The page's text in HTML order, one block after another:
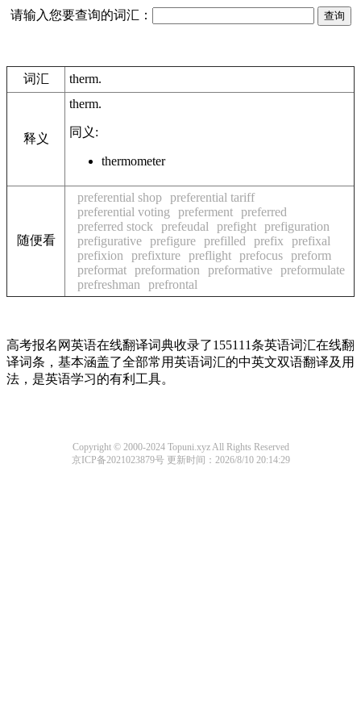
请输入您要查询的词汇：
词汇 therm.
释义
therm.
同义:
thermometer
随便看
preferential shop preferential tariff
preferential voting
preferment preferred
preferred stock
prefeudal prefight prefiguration
prefigurative prefigure prefilled prefix
prefixal
prefixion
prefixture preflight prefocus preform
preformat preformation preformative preformulate
prefreshman
prefrontal
高考报名网英语在线翻译词典收录了155111条英语词汇在线翻
译词条，基本涵盖了全部常用英语词汇的中英文双语翻译及用
法，是英语学习的有利工具。
Copyright © 2000-2024 Topuni.xyz All Rights Reserved
京ICP备2021023879号更新时间：2026/8/10 20:14:29